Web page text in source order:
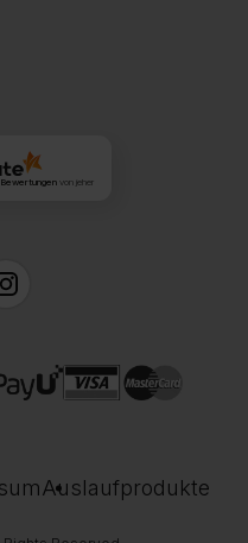
von jeher
Auslaufprodukte